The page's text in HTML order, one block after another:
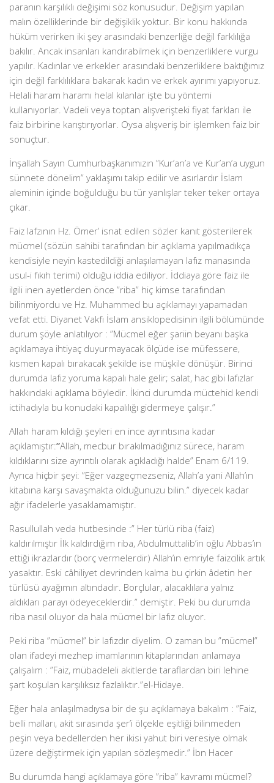
paranın karşılıklı değişimi söz konusudur. Değişim yapılan
malın özelliklerinde bir değişiklik yoktur. Bir konu hakkında
hüküm verirken iki şey arasındaki benzerliğe değil farklılığa
bakılır. Ancak insanları kandırabilmek için benzerliklere vurgu
yapılır. Kadınlar ve erkekler arasındaki benzerliklere baktığımız
için değil farklılıklara bakarak kadın ve erkek ayırımı yapıyoruz.
Helali haram haramı helal kılanlar işte bu yöntemi
kullanıyorlar. Vadeli veya toptan alışverişteki fiyat farkları ile
faiz birbirine karıştırıyorlar. Oysa alışveriş bir işlemken faiz bir
sonuçtur.
İnşallah Sayın Cumhurbaşkanımızın ”Kur’an’a ve Kur’an’a uygun
sünnete dönelim” yaklaşımı takip edilir ve asırlardır İslam
aleminin içinde boğulduğu bu tür yanlışlar teker teker ortaya
çıkar.
Faiz lafzının Hz. Ömer’ isnat edilen sözler kanıt gösterilerek
mücmel (sözün sahibi tarafından bir açıklama yapılmadıkça
kendisiyle neyin kastedildiği anlaşılamayan lafız manasında
usul-i fıkıh terimi) olduğu iddia ediliyor. İddiaya göre faiz ile
ilgili inen ayetlerden önce ”riba” hiç kimse tarafından
bilinmiyordu ve Hz. Muhammed bu açıklamayı yapamadan
vefat etti. Diyanet Vakfı İslam ansiklopedisinin ilgili bölümünde
durum şöyle anlatılıyor : ”Mücmel eğer şariin beyanı başka
açıklamaya ihtiyaç duyurmayacak ölçüde ise müfessere,
kısmen kapalı bırakacak şekilde ise müşkile dönüşür. Birinci
durumda Iafız yoruma kapalı hale gelir; salat, hac gibi Iafızlar
hakkındaki açıklama böyledir. İkinci durumda müctehid kendi
ictihadıyla bu konudaki kapalıIığı gidermeye çalışır.”
Allah haram kıldığı şeyleri en ince ayrıntısına kadar
açıklamıştır:”Allah, mecbur bırakılmadığınız sürece, haram
kıldıklarını size ayrıntılı olarak açıkladığı halde” Enam 6/119.
Ayrıca hiçbir şeyi: ”Eğer vazgeçmezseniz, Allah’a yani Allah’ın
kitabına karşı savaşmakta olduğunuzu bilin.” diyecek kadar
ağır ifadelerle yasaklamamıştır.
Rasullullah veda hutbesinde :” Her türlü riba (faiz)
kaldırılmıştır İlk kaldırdığım riba, Abdulmuttalib’in oğlu Abbas’ın
ettiği ikrazlardır (borç vermelerdir) Allah’ın emriyle faizcilik artık
yasaktır. Eski câhiliyet devrinden kalma bu çirkin âdetin her
türlüsü ayağımın altındadır. Borçlular, alacaklılara yalnız
aldıkları parayı ödeyeceklerdir.” demiştir. Peki bu durumda
riba nasıl oluyor da hala mücmel bir lafız oluyor.
Peki riba ”mücmel” bir lafızdır diyelim. O zaman bu ”mücmel”
olan ifadeyi mezhep imamlarının kitaplarından anlamaya
çalışalım : ”Faiz, mübadeleli akitlerde taraflardan biri lehine
şart koşulan karşılıksız fazlalıktır.”el-Hidaye.
Eğer hala anlaşılmadıysa bir de şu açıklamaya bakalım : ”Faiz,
belli malları, akit sırasında şer’i ölçekle eşitliği bilinmeden
peşin veya bedellerden her ikisi yahut biri veresiye olmak
üzere değiştirmek için yapılan sözleşmedir.” İbn Hacer
Bu durumda hangi açıklamaya göre ”riba” kavramı mücmel?